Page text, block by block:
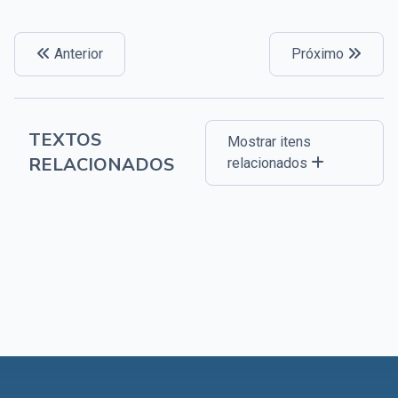
Anterior Próximo
TEXTOS
RELACIONADOS
Mostrar itens
relacionados